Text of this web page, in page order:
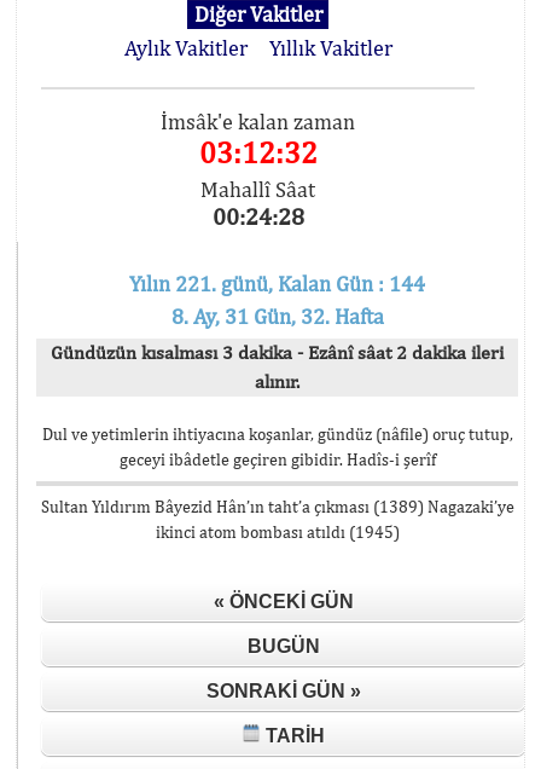
Diğer Vakitler
Aylık Vakitler
Yıllık Vakitler
İmsâk'e kalan zaman
03:12:32
Mahallî Sâat
00:24:28
Yılın 221. günü, Kalan Gün : 144
8. Ay, 31 Gün, 32. Hafta
Gündüzün kısalması 3 dakika - Ezânî sâat 2 dakika ileri
alınır.
Dul ve yetimlerin ihtiyacına koşanlar, gündüz (nâfile) oruç tutup,
geceyi ibâdetle geçiren gibidir. Hadîs-i şerîf
Sultan Yıldırım Bâyezid Hân’ın taht’a çıkması (1389) Nagazaki’ye
ikinci atom bombası atıldı (1945)
« ÖNCEKI GÜN
BUGÜN
SONRAKI GÜN »
TARIH